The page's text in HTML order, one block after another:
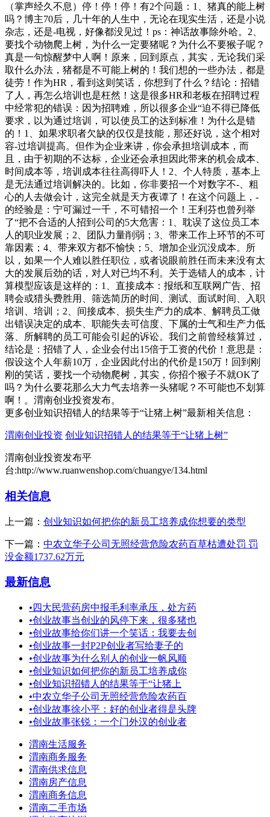
（掌声经久不息）停！停！停！有2个问题：1、猪真的能上树
吗？博主70后，几十年的人生中，无论在现实生活，还是小说
杂志，还是-电视，好像都没见过！ps：神话故事除外哈。2、
要找个动物爬上树，为什么一定要猪呢？为什么不要猴子呢？
真是一句惊醒梦中人啊！原来，回到原点，其实，无论我们采
取什么办法，猪都是不可能上树的！我们想的一些办法，都是
徒劳！作为HR，看到这则笑话，你想到了什么？结论：招错
了人，再怎么培训也是枉然！这是很多HR和老板在招聘过程
中经常犯的错误：因为招聘难，所以很多企业“迫不得已降低
要求，以为通过培训，可以使员工的达到标准！为什么是错
的！1、如果求职者欠缺的仅仅是技能，那还好说，这个相对
容-过培训提高。但作为企业来讲，你会承担培训成本，而
且，由于初期的不达标，企业还会承担因此带来的机会成本、
时间成本等，培训成本往往高得吓人！2、个人特质，基本上
是无法通过培训解决的。比如，你非要招一个对数字不-、粗
心的人去做会计，这完全就是天方夜谭了！在这个问题上，-
的经验是：宁可漏过一千，不可错招一个！王利芬也曾列举
了“把不合适的人招到公司的5大危害：1、耽误了这位员工本
人的职业发展；2、团队力量削弱；3、带来工作上环节的不可
靠因素；4、带来双方都不愉快；5、增加企业沉没成本。所
以，如果一个人难以胜任职位，或者说眼前胜任而未来没有太
大的发展后劲的话，对人对已均不利。关于选错人的成本，计
算模型应该是这样的：1、直接成本：报纸和互联网广告、招
聘会或猎头费胜用、筛选简历的时间、测试、面试时间、入职
培训、培训；2、间接成本、损失生产力的成本、解聘员工做
出错误决定的成本、职能失去可信度、下属的士气和生产力低
落、所解聘的员工可能会引起的诉讼。我们之前曾经核算过，
结论是：招错了人，企业会付出15倍于工资的代价！意思是：
假设这个人年薪10万，企业因此付出的代价是150万！回到刚
刚的笑话，要找一个动物爬树，其实，你招个猴子不就OK了
吗？为什么要花那么大力气去培养一头猪呢？不可能也不划算
啊！。渭南创业投资发布。
更多创业知识招错人的结果等于“让猪上树”最新相关信息：
渭南创业投资 创业知识招错人的结果等于“让猪上树”
渭南创业投资发布平
台:http://www.ruanwenshop.com/chuangye/134.html
相关信息
上一篇： 创业知识如何把你的新员工培养成你想要的类型
下一篇： 中农立华子公司无照经营危险农药百草枯遭处罚 罚
没金额1737.62万元
最新信息
• 四大民营药房中报毛利率承压，处方药
•创业故事当创业的风停下来，很多猪也
•创业故事给你们讲一个笑话：我要去创
•创业故事一封P2P创业者写给妻子的
•创业故事为什么别人的创业一帆风顺
•创业知识如何把你的新员工培养成你
•创业知识招错人的结果等于“让猪上
•中农立华子公司无照经营危险农药百
•创业故事徐小平：好的创业者得是头牌
•创业故事张锐：一个门外汉的创业者
渭南生活服务
渭南商务服务
渭南供求信息
渭南房产信息
渭南商务信息
渭南二手市场